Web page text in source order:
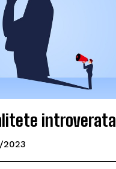
introverata
2023